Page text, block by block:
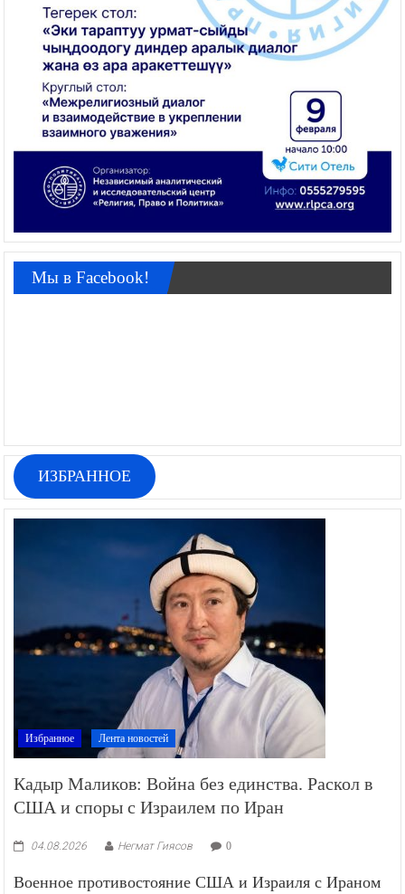
Мы в Facebook!
ИЗБРАННОЕ
Избранное Лента новостей
Кадыр Маликов: Война без единства. Раскол в
США и споры с Израилем по Иран
04.08.2026 Негмат Гиясов 0
Военное противостояние США и Израиля с Ираном